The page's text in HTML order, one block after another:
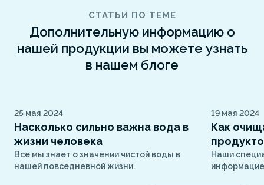
СТАТЬИ ПО ТЕМЕ
Дополнительную информацию о
нашей продукции вы можете узнать
в нашем блоге
25 мая 2024
Насколько сильно важна вода в
жизни человека
Все мы знает о значении чистой воды в
нашей повседневной жизни.
19 мая 2024
Как
Наши